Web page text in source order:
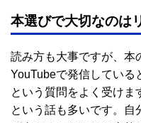
本選びで大切なのは
読み方も大事ですが、本
YouTubeで発信している
という質問をよく受けま
という話も多いです。自